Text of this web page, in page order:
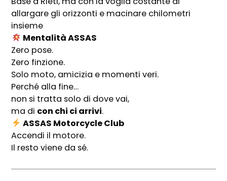
allargare gli orizzonti e macinare chilometri
insieme
Mentalità ASSAS
Zero pose.
Zero finzione.
Solo moto, amicizia e momenti veri.
Perché alla fine…
non si tratta solo di dove vai,
ma di con chi ci arrivi.
ASSAS Motorcycle Club
Accendi il motore.
Il resto viene da sé.